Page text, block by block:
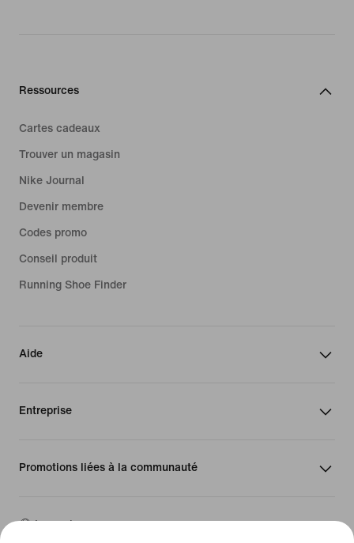
Ressources
Cartes cadeaux
Trouver un magasin
Nike Journal
Devenir membre
Codes promo
Conseil produit
Running Shoe Finder
Aide
Entreprise
Promotions liées à la communauté
Luxembourg